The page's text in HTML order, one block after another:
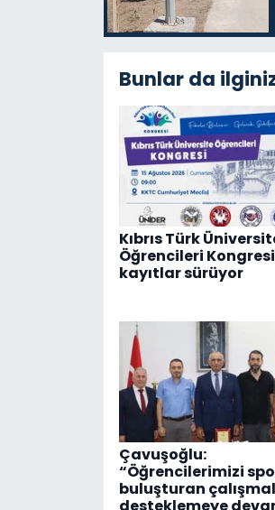
Bunlar da
Kıbrıs Türk
Öğrencileri
kayıtlar sürüyor
Çavuşoğlu:
“Öğrencilerimizi
buluşturan